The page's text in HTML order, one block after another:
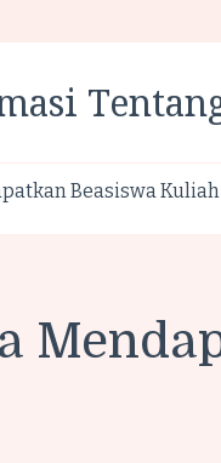
Beasiswa